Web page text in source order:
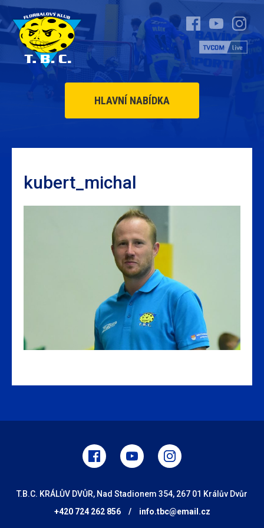
HLAVNÍ NABÍDKA
kubert_michal
T.B.C. KRÁLŮV DVŮR, Nad Stadionem 354, 267 01 Králův Dvůr
+420 724 262 856
/ info.tbc@email.cz